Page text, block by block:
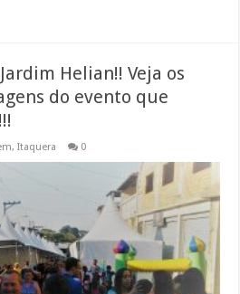
Helian!! Veja os
do evento que
,Itaquera 0